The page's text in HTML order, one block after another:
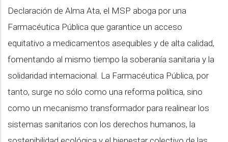
Declaración de Alma Ata, el MSP aboga por una
Farmacéutica Pública que garantice un acceso
equitativo a medicamentos asequibles y de alta calidad,
fomentando al mismo tiempo la soberanía sanitaria y la
solidaridad internacional. La Farmacéutica Pública, por
tanto, surge no sólo como una reforma política, sino
como un mecanismo transformador para realinear los
sistemas sanitarios con los derechos humanos, la